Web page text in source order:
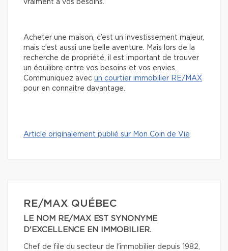
vraiment à vos besoins.
Acheter une maison, c’est un investissement majeur,
mais c’est aussi une belle aventure. Mais lors de la
recherche de propriété, il est important de trouver
un équilibre entre vos besoins et vos envies.
Communiquez avec un courtier immobilier RE/MAX
pour en connaitre davantage.
Article originalement publié sur Mon Coin de Vie
RE/MAX QUÉBEC
LE NOM RE/MAX EST SYNONYME
D'EXCELLENCE EN IMMOBILIER.
Chef de file du secteur de l'immobilier depuis 1982,